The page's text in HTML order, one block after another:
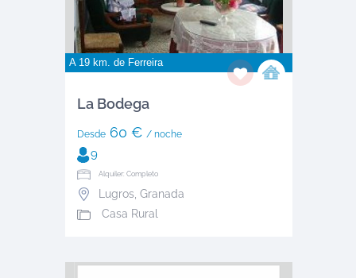
A 19 km. de Ferreira
La Bodega
Desde60 € / noche
9
Alquiler: Completo
Lugros, Granada
Casa Rural